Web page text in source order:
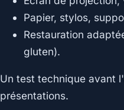
Papier, stylos,
Restauration
gluten).
Un test technique avant
présentations.